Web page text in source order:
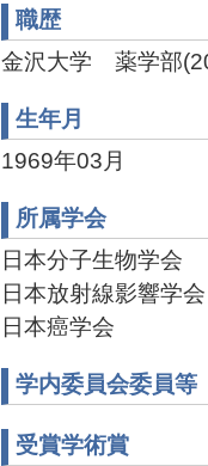
職歴
金沢大学 薬学部
生年月
1969年03月
所属学会
日本分子生物学会
日本放射線影響学会
日本癌学会
学内委員会委員等
受賞学術賞